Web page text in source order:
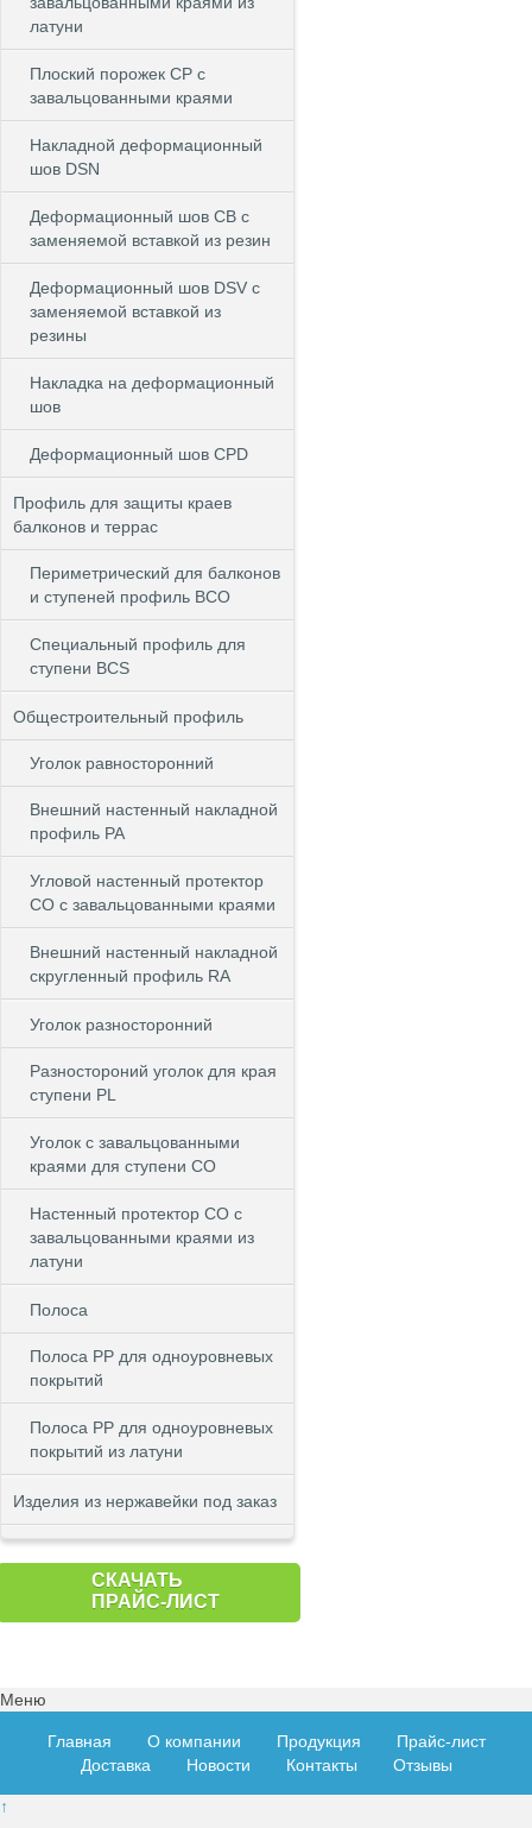
латуни
Плоский порожек СP с
завальцованными краями
Накладной деформационный
шов DSN
Деформационный шов CB c
заменяемой вставкой из резин
Деформационный шов DSV c
заменяемой вставкой из
резины
Накладка на деформационный
шов
Деформационный шов CPD
Профиль для защиты краев
балконов и террас
Периметрический для балконов
и ступеней профиль BCO
Специальный профиль для
ступени BCS
Общестроительный профиль
Уголок равносторонний
Внешний настенный накладной
профиль РА
Угловой настенный протектор
СО с завальцованными краями
Внешний настенный накладной
скругленный профиль RА
Уголок разносторонний
Разностороний уголок для края
ступени PL
Уголок с завальцованными
краями для ступени CO
Настенный протектор СО с
завальцованными краями из
латуни
Полоса
Полоса PP для одноуровневых
покрытий
Полоса PP для одноуровневых
покрытий из латуни
Изделия из нержавейки под заказ
СКАЧАТЬ
ПРАЙС-ЛИСТ
Меню
Главная О компании Продукция
Прайс-лист
Доставка
Новости Контакты Отзывы
↑